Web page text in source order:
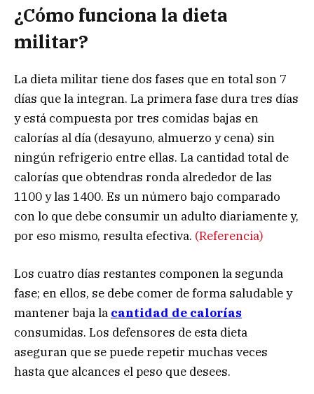
¿Cómo funciona la dieta
militar?
La dieta militar tiene dos fases que en total son 7
días que la integran. La primera fase dura tres días
y está compuesta por tres comidas bajas en
calorías al día (desayuno, almuerzo y cena) sin
ningún refrigerio entre ellas. La cantidad total de
calorías que obtendras ronda alrededor de las
1100 y las 1400. Es un número bajo comparado
con lo que debe consumir un adulto diariamente y,
por eso mismo, resulta efectiva. (Referencia)
Los cuatro días restantes componen la segunda
fase; en ellos, se debe comer de forma saludable y
mantener baja la cantidad de calorías
consumidas. Los defensores de esta dieta
aseguran que se puede repetir muchas veces
hasta que alcances el peso que desees.